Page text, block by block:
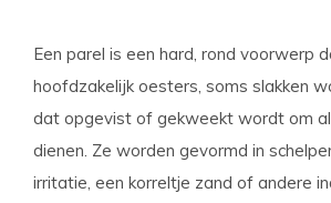
Een parel is een hard, rond voorwerp
hoofdzakelijk oesters, soms slakken
dat opgevist of gekweekt wordt om
dienen. Ze worden gevormd in
irritatie, een korreltje zand of andere